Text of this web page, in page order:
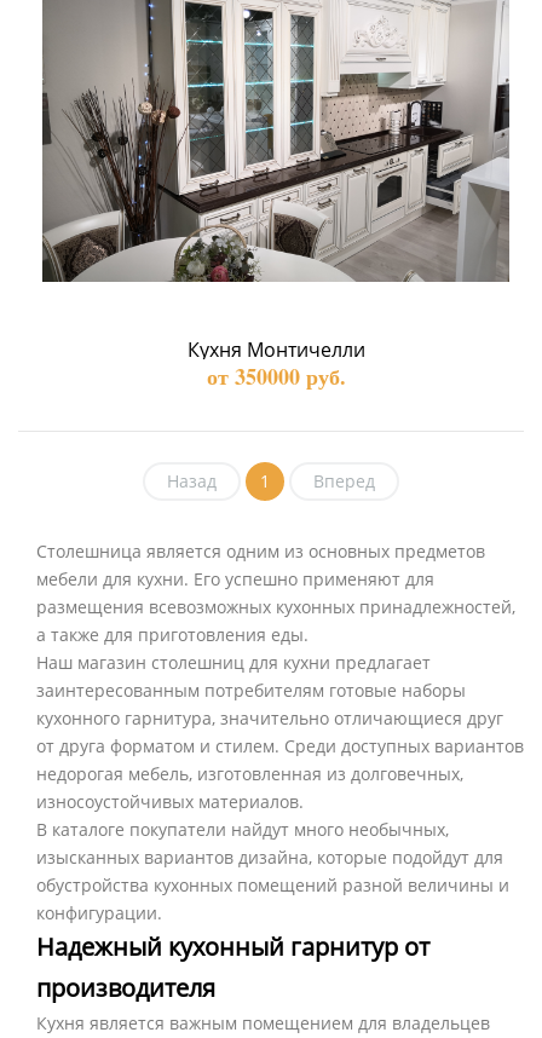
Кухня Монтичелли
от 350000 руб.
Назад 1 Вперед
Столешница является одним из основных предметов
мебели для кухни. Его успешно применяют для
размещения всевозможных кухонных принадлежностей,
а также для приготовления еды.
Наш магазин столешниц для кухни предлагает
заинтересованным потребителям готовые наборы
кухонного гарнитура, значительно отличающиеся друг
от друга форматом и стилем. Среди доступных вариантов
недорогая мебель, изготовленная из долговечных,
износоустойчивых материалов.
В каталоге покупатели найдут много необычных,
изысканных вариантов дизайна, которые подойдут для
обустройства кухонных помещений разной величины и
конфигурации.
Надежный кухонный гарнитур от
производителя
Кухня является важным помещением для владельцев